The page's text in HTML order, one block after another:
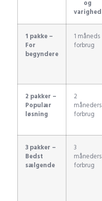
og
varighed
1 pakke –
For
begyndere
1 måneds
forbrug
2 pakker –
Populær
løsning
2
måneders
forbrug
3 pakker –
Bedst
sælgende
3
måneders
forbrug